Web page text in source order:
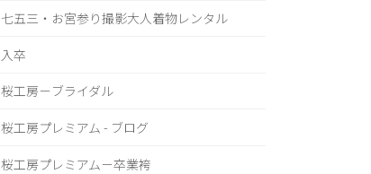
七五三・お宮参り撮影大人着物レンタル
入卒
桜工房－ブライダル
桜工房プレミアム - ブログ
桜工房プレミアム－卒業袴